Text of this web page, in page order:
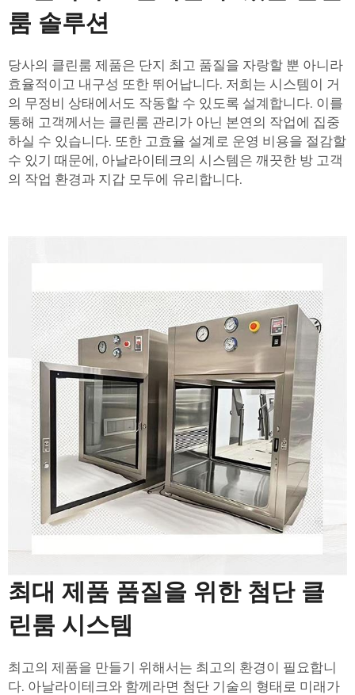
룸 솔루션
당사의 클린룸 제품은 단지 최고 품질을 자랑할 뿐 아니라
효율적이고 내구성 또한 뛰어납니다. 저희는 시스템이 거
의 무정비 상태에서도 작동할 수 있도록 설계합니다. 이를
통해 고객께서는 클린룸 관리가 아닌 본연의 작업에 집중
하실 수 있습니다. 또한 고효율 설계로 운영 비용을 절감할
수 있기 때문에, 아날라이테크의 시스템은 깨끗한 방 고객
의 작업 환경과 지갑 모두에 유리합니다.
최대 제품 품질을 위한 첨단 클
린룸 시스템
최고의 제품을 만들기 위해서는 최고의 환경이 필요합니
다. 아날라이테크와 함께라면 첨단 기술의 형태로 미래가